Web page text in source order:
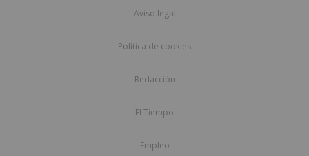
Aviso legal
Política de cookies
Redacción
El Tiempo
Empleo